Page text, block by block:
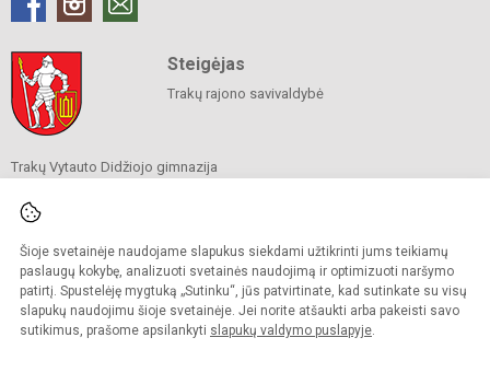
Šioje svetainėje naudojame slapukus siekdami užtikrinti jums teikiamų
paslaugų kokybę, analizuoti svetainės naudojimą ir optimizuoti naršymo
patirtį. Spustelėję mygtuką „Sutinku“, jūs patvirtinate, kad sutinkate su visų
slapukų naudojimu šioje svetainėje. Jei norite atšaukti arba pakeisti savo
sutikimus, prašome apsilankyti slapukų valdymo puslapyje.
Steigėjas
Trakų rajono savivaldybė
Trakų Vytauto Didžiojo gimnazija
Birutės g. 48, 21114 Trakai
Tel.+37052855676
El. p. rastine@vtdz.trakai.lm.lt
Duomenys kaupiami ir saugomi
Juridinių asmenų registre
Įmonės kodas 190667368